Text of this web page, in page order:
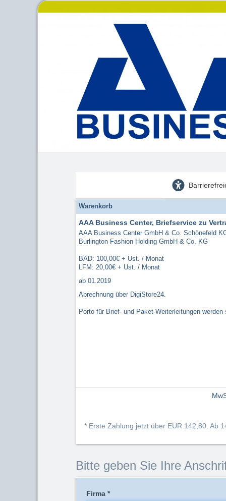
Warenkorb
AAA Business Center, Briefservice zu
AAA Business Center GmbH & Co. Schönefeld
Burlington Fashion Holding GmbH & Co. KG
BAD: 100,00€ + Ust. / Monat
LFM: 20,00€ + Ust. / Monat
ab 01.2019
Abrechnung über DigiStore24.
Porto für Brief- und Paket-Weiterleitungen
* Erste Zahlung jetzt über EUR 142,80 . Ab
Bitte geben Sie Ihre
Firma *